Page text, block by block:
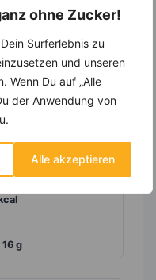
ohne Zucker!
Surferlebnis zu
und unseren
Wenn Du auf „Alle
der Anwendung von
Alle akzeptieren
16 g